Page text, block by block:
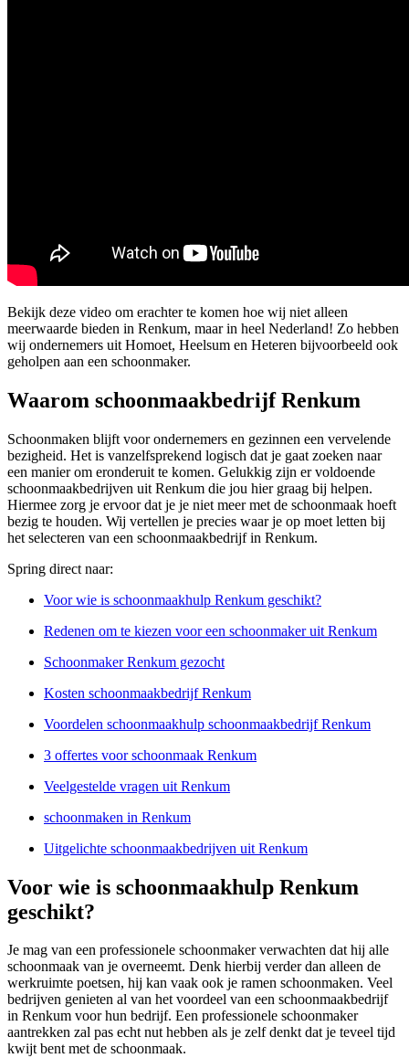
Bekijk deze video om erachter te komen hoe wij niet alleen
meerwaarde bieden in Renkum, maar in heel Nederland! Zo hebben
wij ondernemers uit Homoet, Heelsum en Heteren bijvoorbeeld ook
geholpen aan een schoonmaker.
Waarom schoonmaakbedrijf Renkum
Schoonmaken blijft voor ondernemers en gezinnen een vervelende
bezigheid. Het is vanzelfsprekend logisch dat je gaat zoeken naar
een manier om eronderuit te komen. Gelukkig zijn er voldoende
schoonmaakbedrijven uit Renkum die jou hier graag bij helpen.
Hiermee zorg je ervoor dat je je niet meer met de schoonmaak hoeft
bezig te houden. Wij vertellen je precies waar je op moet letten bij
het selecteren van een schoonmaakbedrijf in Renkum.
Spring direct naar:
Voor wie is schoonmaakhulp Renkum geschikt?
Redenen om te kiezen voor een schoonmaker uit Renkum
Schoonmaker Renkum gezocht
Kosten schoonmaakbedrijf Renkum
Voordelen schoonmaakhulp schoonmaakbedrijf Renkum
3 offertes voor schoonmaak Renkum
Veelgestelde vragen uit Renkum
schoonmaken in Renkum
Uitgelichte schoonmaakbedrijven uit Renkum
Voor wie is schoonmaakhulp Renkum
geschikt?
Je mag van een professionele schoonmaker verwachten dat hij alle
schoonmaak van je overneemt. Denk hierbij verder dan alleen de
werkruimte poetsen, hij kan vaak ook je ramen schoonmaken. Veel
bedrijven genieten al van het voordeel van een schoonmaakbedrijf
in Renkum voor hun bedrijf. Een professionele schoonmaker
aantrekken zal pas echt nut hebben als je zelf denkt dat je teveel tijd
kwijt bent met de schoonmaak.